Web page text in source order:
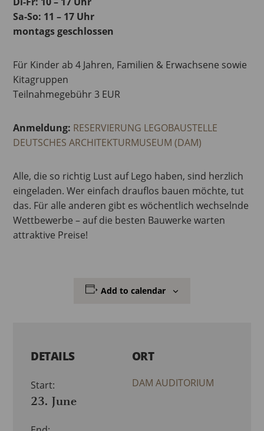
Sa-So: 11 – 17 Uhr
montags geschlossen
Für Kinder ab 4 Jahren, Familien & Erwachsene sowie
Kitagruppen
Teilnahmegebühr 3 EUR
Anmeldung: RESERVIERUNG LEGOBAUSTELLE
DEUTSCHES ARCHITEKTURMUSEUM (DAM)
Alle, die so richtig Lust auf Lego haben, sind herzlich
eingeladen. Wer einfach drauflos bauen möchte, tut
das. Für alle anderen gibt es wöchentlich wechselnde
Wettbewerbe – auf die besten Bauwerke warten
attraktive Preise!
Add to calendar
DETAILS
Start:
23. June
ORT
DAM AUDITORIUM